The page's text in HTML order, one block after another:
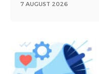
7 AUGUST 2026